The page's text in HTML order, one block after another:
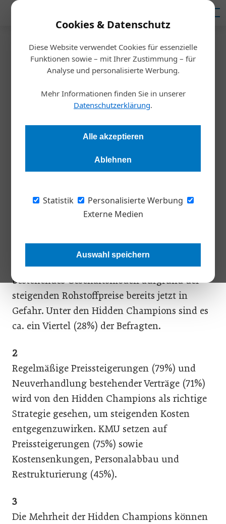
Cookies & Datenschutz
Diese Website verwendet Cookies für essenzielle
Funktionen sowie – mit Ihrer Zustimmung – für
Analyse und personalisierte Werbung.
Mehr Informationen finden Sie in unserer
Datenschutzerklärung.
Alle akzeptieren
Ablehnen
Statistik
Personalisierte Werbung
Externe Medien
Auswahl speichern
Startseite/Meldungen
Umfrage Preissteigerungen
Wie Unternehmen Inflation und
Volatilität begegnen
Wie gehen Hidden Champions mit Kostensteigerungen um,
der Regierung? Wir haben gemeinsam mit Simon-Kucher &
Partners bei Weltmarktführern und Mittelständlern
Mehr als die Hälfte der KMU (53%) sehen ihr
bestehendes Geschäftsmodell aufgrund der
steigenden Rohstoffpreise bereits jetzt in
Gefahr. Unter den Hidden Champions sind es
ca. ein Viertel (28%) der Befragten.
2
Regelmäßige Preissteigerungen (79%) und
Neuverhandlung bestehender Verträge (71%)
wird von den Hidden Champions als richtige
Strategie gesehen, um steigenden Kosten
entgegenzuwirken. KMU setzen auf
Preissteigerungen (75%) sowie
Kostensenkungen, Personalabbau und
Restrukturierung (45%).
3
Die Mehrheit der Hidden Champions können